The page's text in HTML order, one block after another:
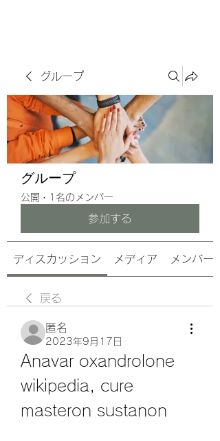
グループ
グループ
公開 · 1名のメンバー
参加する
ディスカッション メディア メンバー
戻る
匿名
2023年9月17日
Anavar oxandrolone
wikipedia, cure
masteron sustanon